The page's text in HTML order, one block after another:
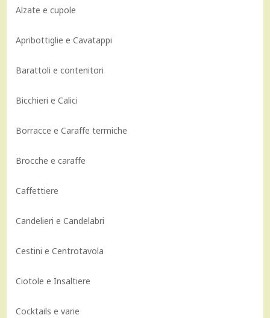
Alzate e cupole
Apribottiglie e Cavatappi
Barattoli e contenitori
Bicchieri e Calici
Borracce e Caraffe termiche
Brocche e caraffe
Caffettiere
Candelieri e Candelabri
Cestini e Centrotavola
Ciotole e Insaltiere
Cocktails e varie